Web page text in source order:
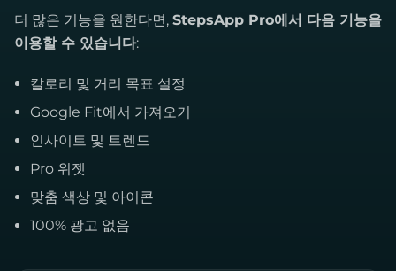
더 많은 기능을 원한다면, StepsApp Pro에서 다음 기능을
이용할 수 있습니다:
칼로리 및 거리 목표 설정
Google Fit에서 가져오기
인사이트 및 트렌드
Pro 위젯
맞춤 색상 및 아이콘
100% 광고 없음